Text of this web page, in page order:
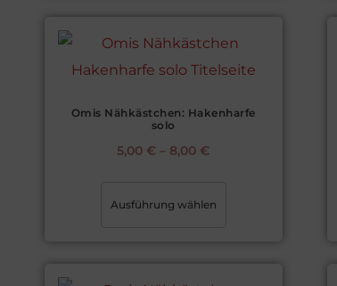
Omis Nähkästchen: Hakenharfe
solo
5,00 € – 8,00 €
Ausführung wählen